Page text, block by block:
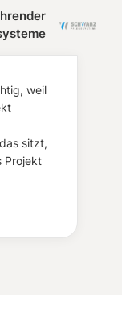
weil
sitzt,
Projekt